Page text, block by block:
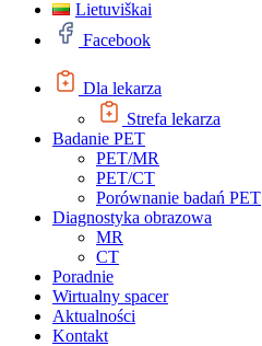
Lietuviškai
Facebook
Dla lekarza
Strefa lekarza
Badanie PET
PET/MR
PET/CT
Porównanie badań PET
Diagnostyka obrazowa
MR
CT
Poradnie
Wirtualny spacer
Aktualności
Kontakt